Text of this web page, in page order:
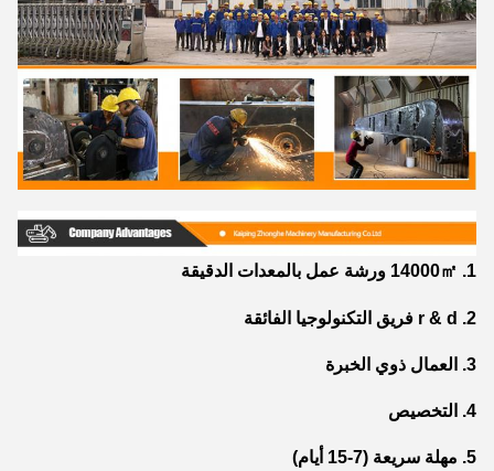
1. 14000㎡ ورشة عمل بالمعدات الدقيقة
2. r & d فريق التكنولوجيا الفائقة
3. العمال ذوي الخبرة
4. التخصيص
5. مهلة سريعة (7-15 أيام)